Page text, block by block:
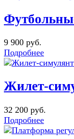
9 900 руб.
Подробнее
Жилет-
32 200 руб.
Подробнее